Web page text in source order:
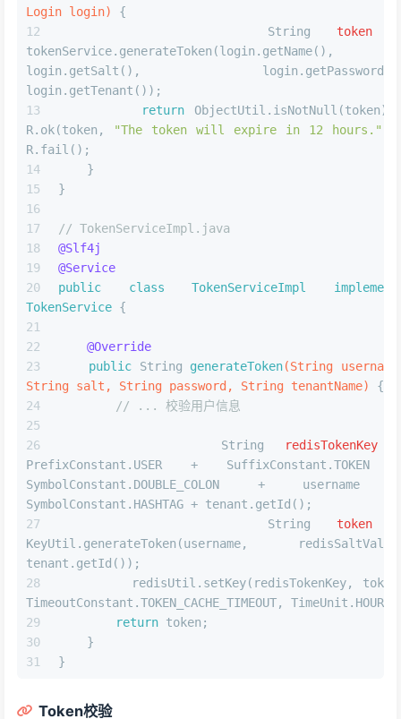
Login login)
{
String
token
tokenService.generateToken(login.getName(),
login.getSalt(),
login.getTenant());
return ObjectUtil.isNotNull(token)
R.ok(token,
"The token will expire in 12 hours."
R.fail();
    }
}
// TokenServiceImpl.java
@Slf4j
@Service
public
class TokenServiceImpl
TokenService {
@Override
public String generateToken(String
String salt, String password, String tenantName)
{
// ... 校验用户信息
String redisTokenKey
PrefixConstant.USER + SuffixConstant.TOKEN
SymbolConstant.DOUBLE_COLON + username
SymbolConstant.HASHTAG + tenant.getId();
String
token
KeyUtil.generateToken(username,
tenant.getId());
redisUtil.setKey(redisTokenKey,
TimeoutConstant.TOKEN_CACHE_TIMEOUT,
return token;
    }
}
Token校验